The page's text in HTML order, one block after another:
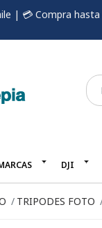
| 💳 Compra
DJI
TRIPODES FOTO